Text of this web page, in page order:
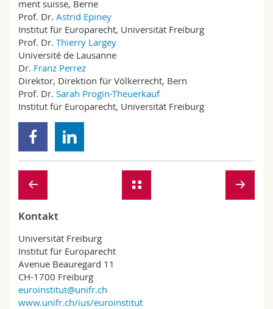
ment suisse, Berne
Prof. Dr. Astrid Epiney
Institut für Europarecht, Universität Freiburg
Prof. Dr. Thierry Largey
Université de Lausanne
Dr. Franz Perrez
Direktor, Direktion für Völkerrecht, Bern
Prof. Dr. Sarah Progin-Theuerkauf
Institut für Europarecht, Universität Freiburg
Kontakt
Universität Freiburg
Institut für Europarecht
Avenue Beauregard 11
CH-1700 Freiburg
euroinstitut@unifr.ch
www.unifr.ch/ius/euroinstitut